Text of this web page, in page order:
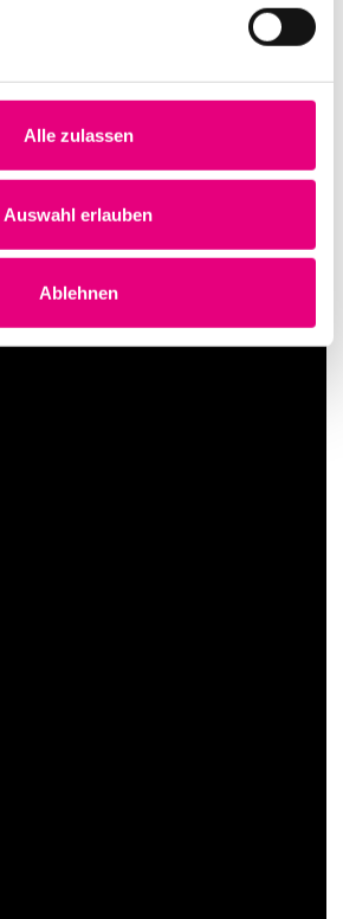
Alle zulassen
Auswahl erlauben
Ablehnen